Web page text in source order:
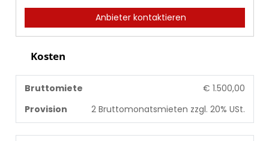
Anbieter kontaktieren
Kosten
Bruttomiete
€ 1.500,00
Provision
2 Bruttomonatsmieten zzgl. 20% USt.